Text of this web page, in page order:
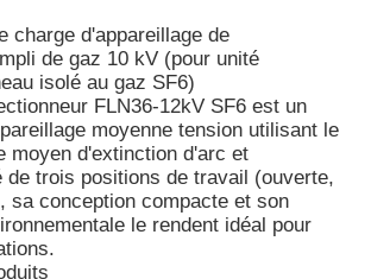
charge d'appareillage de
de gaz 10 kV (pour unité
isolé au gaz SF6)
FLN36-12kV SF6 est un
moyenne tension utilisant le
moyen d'extinction d'arc et
de trois positions de travail (ouverte,
sa conception compacte et son
le rendent idéal pour